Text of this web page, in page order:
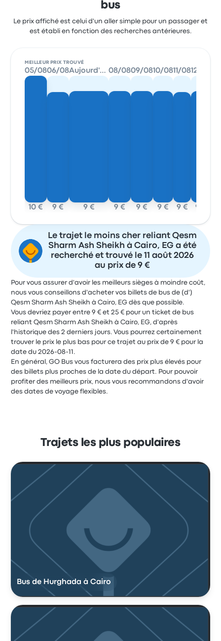
bus
Le prix affiché est celui d'un aller simple pour un passager et
est établi en fonction des recherches antérieures.
MEILLEUR PRIX TROUVÉ
05/08
10 €
06/08
9 €
Aujourd'hui
9 €
08/08
9 €
09/08
9 €
10/08
9 €
11/08
9 €
12/08
9 €
Le trajet le moins cher reliant Qesm
Sharm Ash Sheikh à Cairo, EG a été
recherché et trouvé le 11 août 2026
au prix de 9 €
Pour vous assurer d'avoir les meilleurs sièges à moindre coût,
nous vous conseillons d'acheter vos billets de bus de (d')
Qesm Sharm Ash Sheikh à Cairo, EG dès que possible.
Vous devriez payer entre 9 € et 25 € pour un ticket de bus
reliant Qesm Sharm Ash Sheikh à Cairo, EG, d'après
l'historique des 2 derniers jours. Vous pourrez certainement
trouver le prix le plus bas pour ce trajet au prix de 9 € pour la
date du 2026-08-11.
En général, GO Bus vous facturera des prix plus élevés pour
des billets plus proches de la date du départ. Pour pouvoir
profiter des meilleurs prix, nous vous recommandons d'avoir
des dates de voyage flexibles.
Trajets les plus populaires
Bus de Hurghada à Cairo